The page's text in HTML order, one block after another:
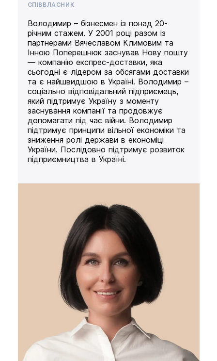
СПІВВЛАСНИК
Володимир – бізнесмен із понад 20-
річним стажем. У 2001 році разом із
партнерами Вячеславом Климовим та
Інною Поперешнюк заснував Нову пошту
— компанію експрес-доставки, яка
сьогодні є лідером за обсягами доставки
та є найшвидшою в Україні. Володимир –
соціально відповідальний підприємець,
який підтримує Україну з моменту
заснування компанії та продовжує
допомагати під час війни. Володимир
підтримує принципи вільної економіки та
зниження ролі держави в економіці
України. Послідовно підтримує розвиток
підприємництва в Україні.